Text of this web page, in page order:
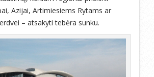
Azijai, Artimiesiems Rytams ar
– atsakyti tebėra sunku.